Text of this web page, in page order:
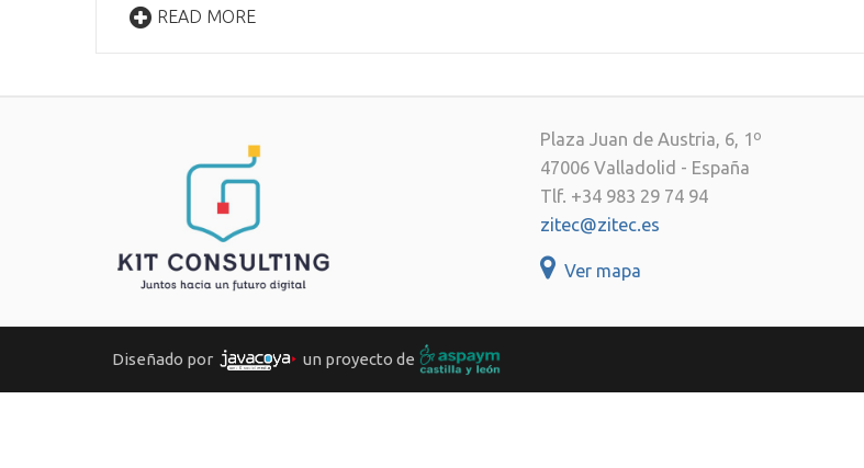
READ MORE
Plaza Juan de Austria, 6, 1º
47006 Valladolid - España
Tlf. +34 983 29 74 94
zitec@zitec.es
Ver mapa
Diseñado por un proyecto de